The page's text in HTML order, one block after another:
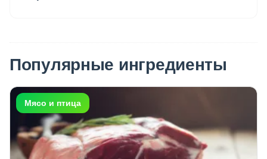
Популярные ингредиенты
Мясо и птица